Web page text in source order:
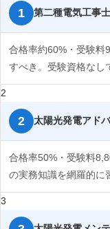
第二種電気工事
合格率約60%・受験料
すべき。受験資格なし
2
太陽光発電アド
合格率50%・受験料
の実務知識を網羅的に
3